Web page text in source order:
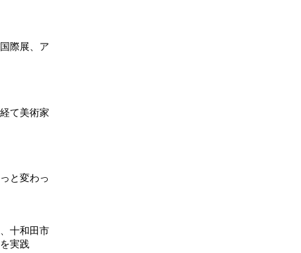
際展、ア
て美術家
と変わっ
十和田市
を実践